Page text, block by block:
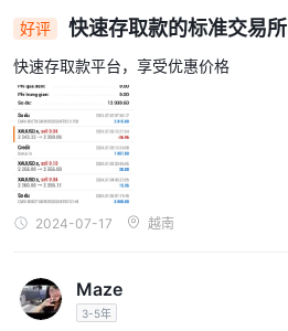
好评 快速存取款的标准交易所
快速存取款平台，享受优惠价格
2024-07-17 越南
Maze
3-5年